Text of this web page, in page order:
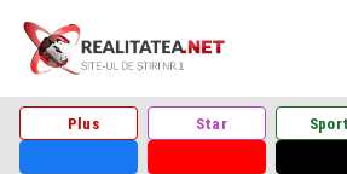
Plus Star